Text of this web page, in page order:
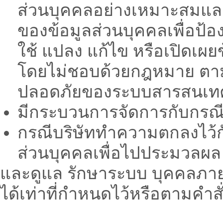
ส่วนบุคคลอย่างเหมาะสมแ
ของข้อมูลส่วนบุคคลเพื่อป้อ
ใช้ แปลง แก้ไข หรือเปิดเ
โดยไม่ชอบด้วยกฎหมาย ต
ปลอดภัยของระบบสารสนเ
มีกระบวนการจัดการกับก
กรณีบริษัททำความตกลงไ
ส่วนบุคคลเพื่อไปประมวลผ
และดูแล รักษาระบบ บุคคลภ
ได้เท่าที่กำหนดไว้หรือตามคำ